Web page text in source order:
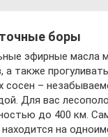
боры
эфирные масла
а также
сосен –
Для вас
до 400 км.
на